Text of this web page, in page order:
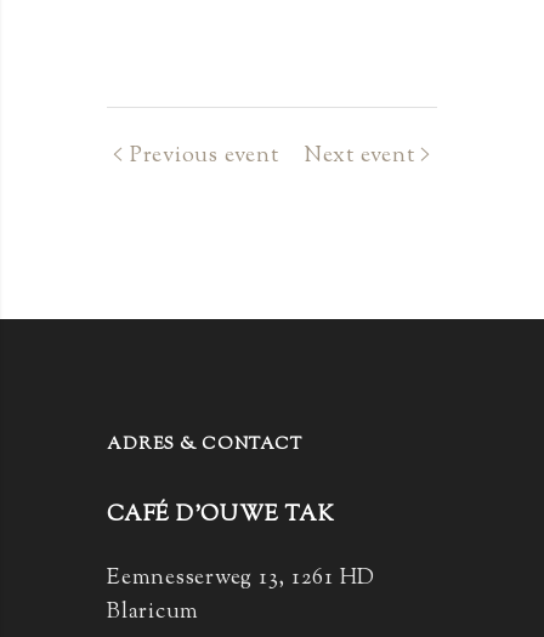
Previous event Next event
ADRES & CONTACT
CAFÉ D’OUWE TAK
Eemnesserweg 13, 1261 HD
Blaricum